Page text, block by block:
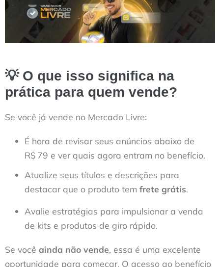
💡 O que isso significa na
prática para quem vende?
Se você já vende no Mercado Livre:
É hora de revisar seus anúncios abaixo de
R$ 79 e ver quais agora entram no benefício.
Atualize seus títulos e descrições para
destacar que o produto tem frete grátis.
Avalie estratégias para impulsionar a venda
de kits e produtos de giro rápido.
Se você ainda não vende, essa é uma excelente
oportunidade para começar. O acesso ao benefício